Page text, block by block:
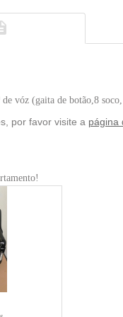
vóz (gaita de botão,8
por favor visite a página